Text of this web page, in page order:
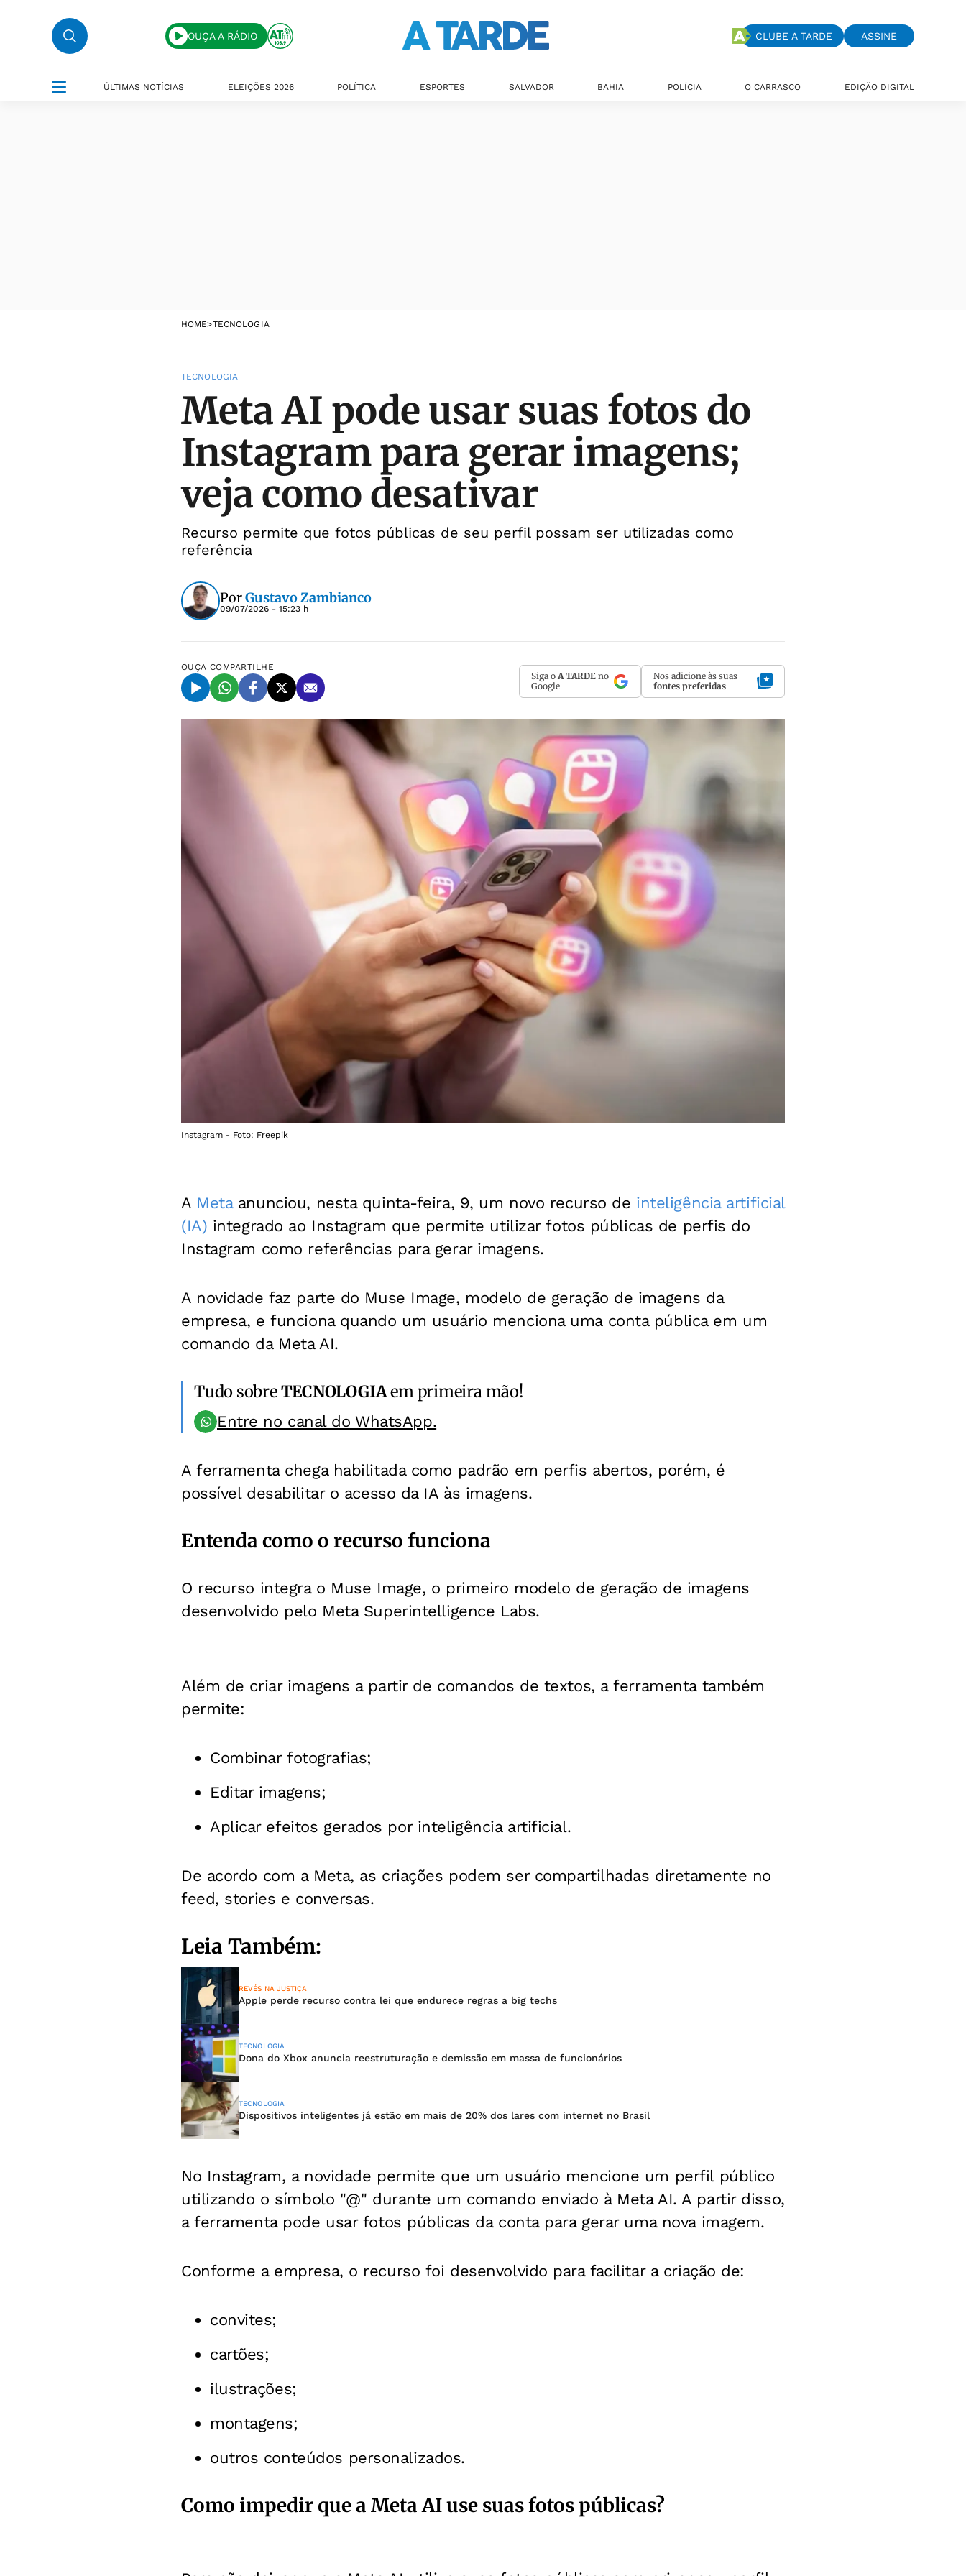
OUÇA A RÁDIO CLUBE A TARDE ASSINE
ÚLTIMAS NOTÍCIAS ELEIÇÕES 2026 POLÍTICA ESPORTES SALVADOR BAHIA POLÍCIA O CARRASCO EDIÇÃO DIGITAL
HOME>TECNOLOGIA
TECNOLOGIA
Meta AI pode usar suas fotos do
Instagram para gerar imagens;
veja como desativar
Recurso permite que fotos públicas de seu perfil possam ser utilizadas como
referência
PorGustavo Zambianco
09/07/2026 - 15:23 h
OUÇA COMPARTILHE
Siga o A TARDE no
Google
Nos adicione às suas
fontes preferidas
Instagram - Foto: Freepik
A Metaanunciou, nesta quinta-feira, 9, um novo recurso de inteligência artificial
(IA) integrado ao Instagram que permite utilizar fotos públicas de perfis do
Instagram como referências para gerar imagens.
A novidade faz parte do Muse Image, modelo de geração de imagens da
empresa, e funciona quando um usuário menciona uma conta pública em um
comando da Meta AI.
Tudo sobreTECNOLOGIAem primeira mão!
Entre no canal do WhatsApp.
A ferramenta chega habilitada como padrão em perfis abertos, porém, é
possível desabilitar o acesso da IA às imagens.
Entenda como o recurso funciona
O recurso integra o Muse Image, o primeiro modelo de geração de imagens
desenvolvido pelo Meta Superintelligence Labs.
Além de criar imagens a partir de comandos de textos, a ferramenta também
permite:
Combinar fotografias;
Editar imagens;
Aplicar efeitos gerados por inteligência artificial.
De acordo com a Meta, as criações podem ser compartilhadas diretamente no
feed, stories e conversas.
Leia Também:
REVÉS NA JUSTIÇA
Apple perde recurso contra lei que endurece regras a big techs
TECNOLOGIA
Dona do Xbox anuncia reestruturação e demissão em massa de funcionários
TECNOLOGIA
Dispositivos inteligentes já estão em mais de 20% dos lares com internet no Brasil
No Instagram, a novidade permite que um usuário mencione um perfil público
utilizando o símbolo "@" durante um comando enviado à Meta AI. A partir disso,
a ferramenta pode usar fotos públicas da conta para gerar uma nova imagem.
Conforme a empresa, o recurso foi desenvolvido para facilitar a criação de:
convites;
cartões;
ilustrações;
montagens;
outros conteúdos personalizados.
Como impedir que a Meta AI use suas fotos públicas?